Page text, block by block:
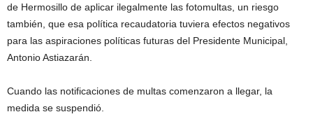
de Hermosillo de aplicar ilegalmente las fotomultas, un riesgo
también, que esa política recaudatoria tuviera efectos negativos
para las aspiraciones políticas futuras del Presidente Municipal,
Antonio Astiazarán.
Cuando las notificaciones de multas comenzaron a llegar, la
medida se suspendió.